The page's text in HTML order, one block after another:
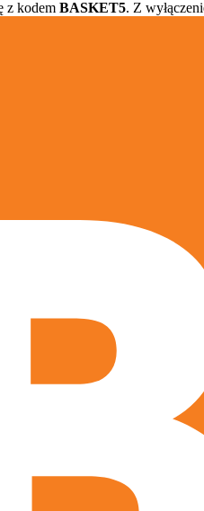
z kodem BASKET5. Z